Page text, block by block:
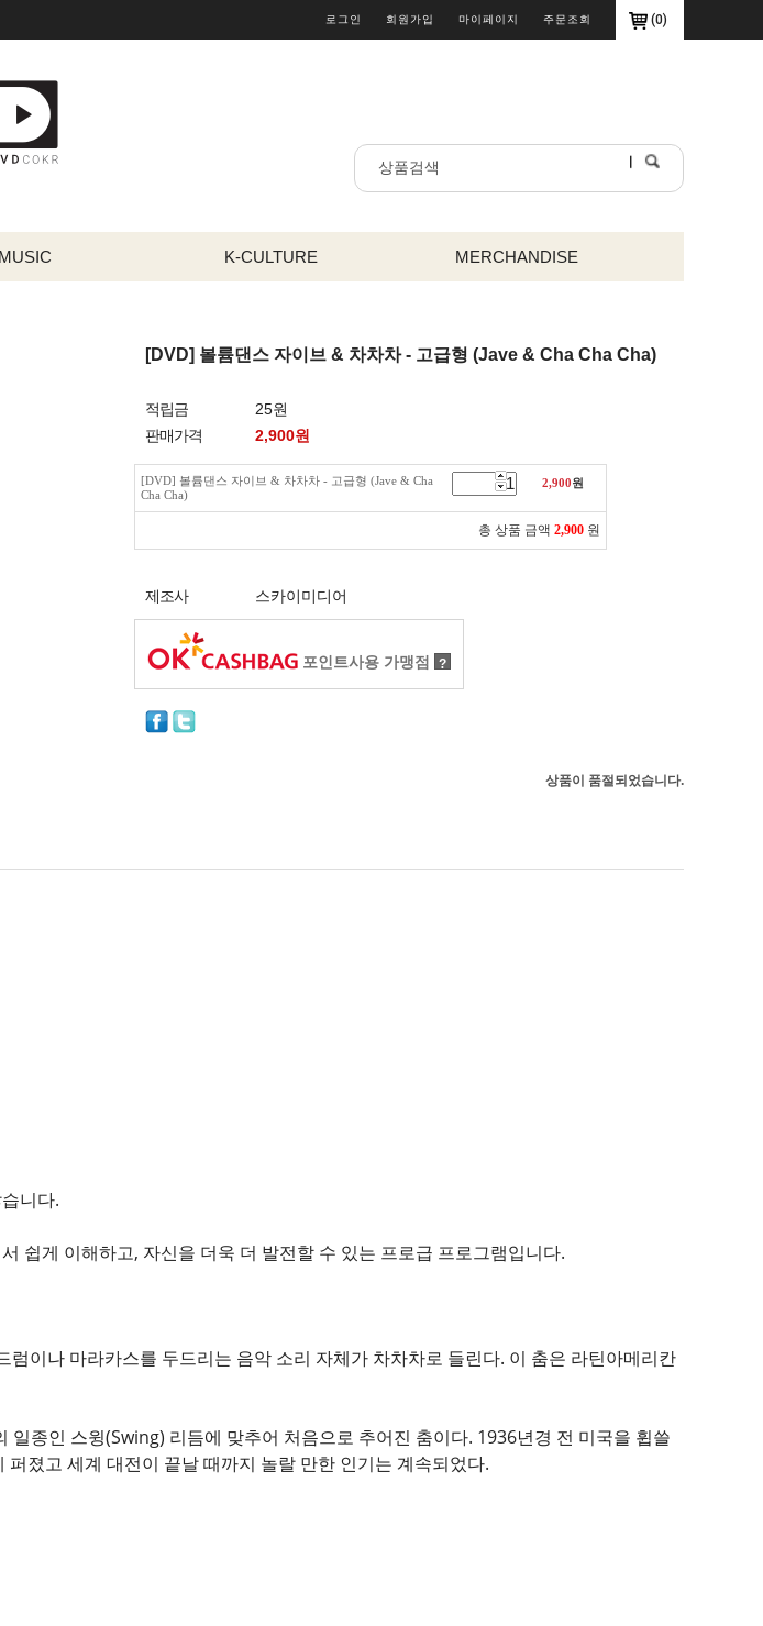
(0)
로그인 회원가입 마이페이지 주문조회
MUSIC K-CULTURE MERCHANDISE
[DVD] 볼륨댄스 자이브 & 차차차 - 고급형 (Jave & Cha Cha Cha)
적립금
25원
판매가격
2,900원
[DVD] 볼륨댄스 자이브 & 차차차 - 고급형 (Jave & Cha
Cha Cha)
2,900원
총 상품 금액 2,900 원
제조사 스카이미디어
포인트사용 가맹점 ?
상품이 품절되었습니다.
니다.
쉽게 이해하고, 자신을 더욱 더 발전할 수 있는 프로급 프로그램입니다.
이나 마라카스를 두드리는 음악 소리 자체가 차차차로 들린다. 이 춤은 라틴아메리칸
종인 스윙(Swing) 리듬에 맞추어 처음으로 추어진 춤이다. 1936년경 전 미국을 휩쓸
졌고 세계 대전이 끝날 때까지 놀랄 만한 인기는 계속되었다.